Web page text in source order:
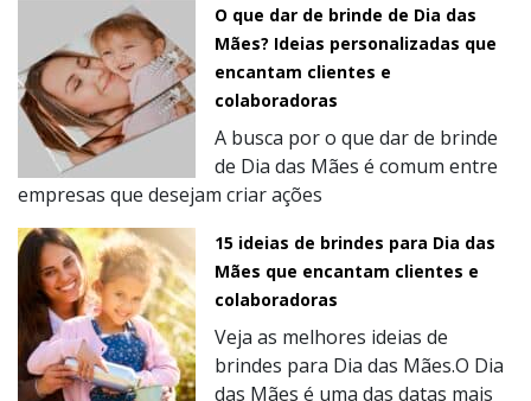
O que dar de brinde de Dia das
Mães? Ideias personalizadas que
encantam clientes e
colaboradoras
A busca por o que dar de brinde
de Dia das Mães é comum entre
empresas que desejam criar ações
15 ideias de brindes para Dia das
Mães que encantam clientes e
colaboradoras
Veja as melhores ideias de
brindes para Dia das Mães.O Dia
das Mães é uma das datas mais